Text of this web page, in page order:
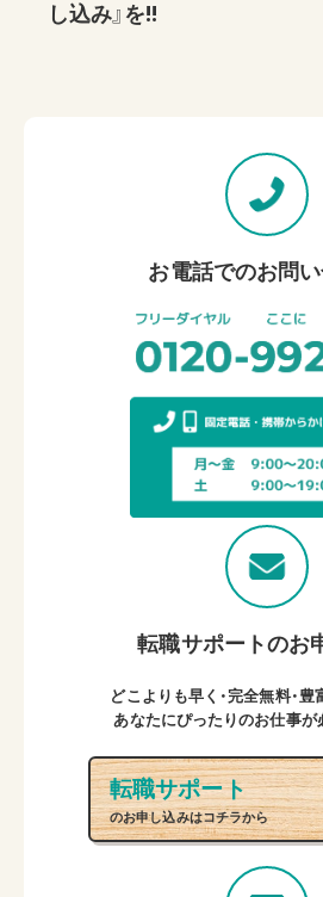
し込み』を!!
お電話でのお問
転職サポートのお
どこよりも早く・完全無料・
あなたにぴったりのお仕事が
転職サポート
のお申し込みはコチラから